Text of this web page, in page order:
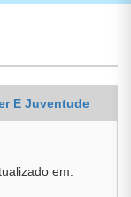
E Juventude
em: